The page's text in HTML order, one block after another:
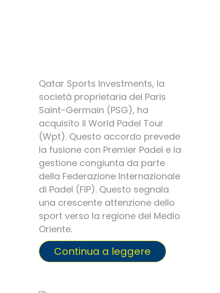
Qatar Sports Investments, la
società proprietaria del Paris
Saint-Germain (PSG), ha
acquisito il World Padel Tour
(Wpt). Questo accordo prevede
la fusione con Premier Padel e la
gestione congiunta da parte
della Federazione Internazionale
di Padel (FIP). Questo segnala
una crescente attenzione dello
sport verso la regione del Medio
Oriente.
Continua a leggere